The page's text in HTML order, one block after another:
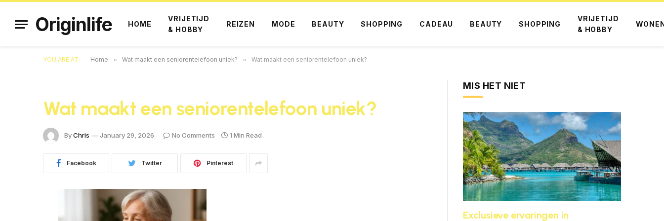
Originlife HOME
VRIJETIJD
& HOBBY
REIZEN MODE BEAUTY SHOPPING CADEAU BEAUTY SHOPPING
VRIJETIJD
& HOBBY
YOU ARE AT: Home » Wat maakt een seniorentelefoon uniek? » Wat maakt een seniorentelefoon uniek?
Wat maakt een seniorentelefoon uniek?
ByChris January 29, 2026 No Comments 1 Min Read
Facebook Twitter Pinterest
MIS HET NIET
Exclusieve ervaringen in